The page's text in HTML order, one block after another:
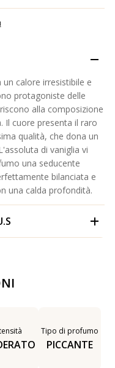
calore irresistibile e
protagoniste delle
alla composizione
Il cuore presenta il raro
qualità, che dona un
di vaniglia vi
una seducente
bilanciata e
una calda profondità.
Tipo di profumo
PICCANTE